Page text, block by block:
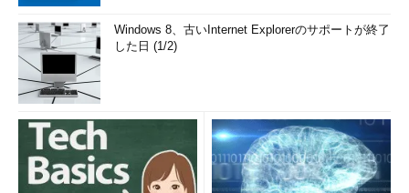
Windows 8、古いInternet Explorerのサポートが終了
した日 (1/2)